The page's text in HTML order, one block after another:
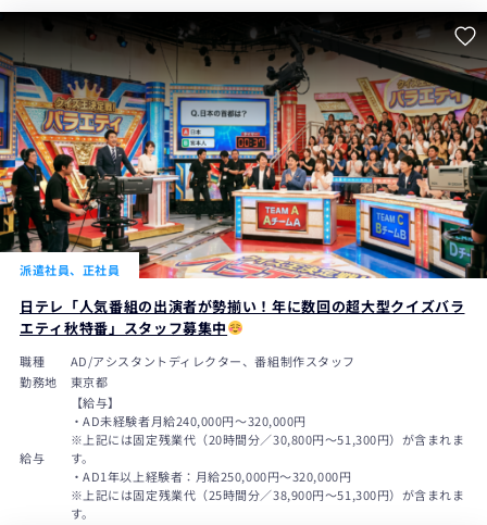
派遣社員、正社員
日テレ「人気番組の出演者が勢揃い！年に数回の超大型クイズバラ
エティ秋特番」スタッフ募集中
職種
AD/アシスタントディレクター、番組制作スタッフ
勤務地
東京都
給与
【給与】
・AD未経験者月給240,000円〜320,000円
※上記には固定残業代（20時間分／30,800円～51,300円）が含まれま
す。
・AD1年以上経験者：月給250,000円〜320,000円
※上記には固定残業代（25時間分／38,900円～51,300円）が含まれま
す。